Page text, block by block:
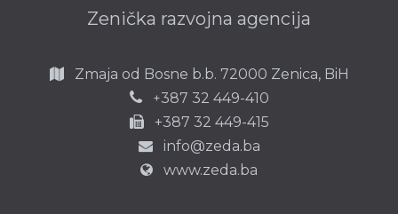
Zenička razvojna agencija
Zmaja od Bosne b.b. 72000 Zenica, BiH
+387 32 449-410
+387 32 449-415
info@zeda.ba
www.zeda.ba